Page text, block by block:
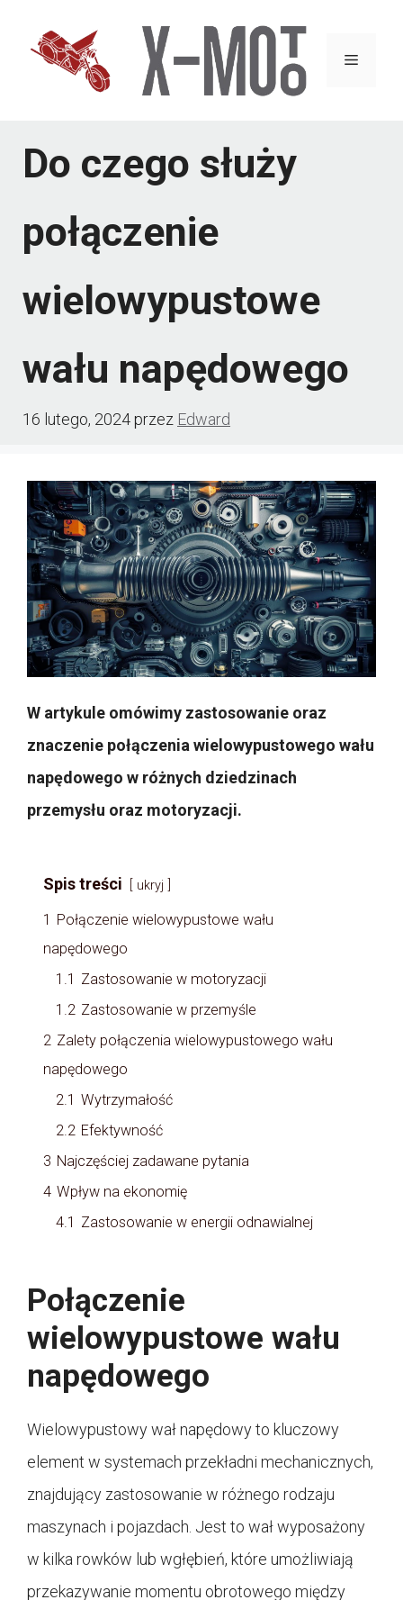
Menu
Do czego służy
połączenie
wielowypustowe
wału napędowego
16 lutego, 2024przez Edward
W artykule omówimy zastosowanie oraz
znaczenie połączenia wielowypustowego wału
napędowego w różnych dziedzinach
przemysłu oraz motoryzacji.
Spis treści ukryj
1 Połączenie wielowypustowe wału
napędowego
1.1 Zastosowanie w motoryzacji
1.2 Zastosowanie w przemyśle
2 Zalety połączenia wielowypustowego wału
napędowego
2.1 Wytrzymałość
2.2 Efektywność
3 Najczęściej zadawane pytania
4 Wpływ na ekonomię
4.1 Zastosowanie w energii odnawialnej
Połączenie
wielowypustowe wału
napędowego
Wielowypustowy wał napędowy to kluczowy
element w systemach przekładni mechanicznych,
znajdujący zastosowanie w różnego rodzaju
maszynach i pojazdach. Jest to wał wyposażony
w kilka rowków lub wgłębień, które umożliwiają
przekazywanie momentu obrotowego między